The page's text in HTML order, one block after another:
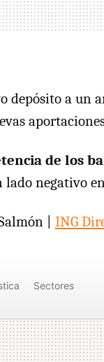
depósito a un
de los
negativo
| ING
Sectores